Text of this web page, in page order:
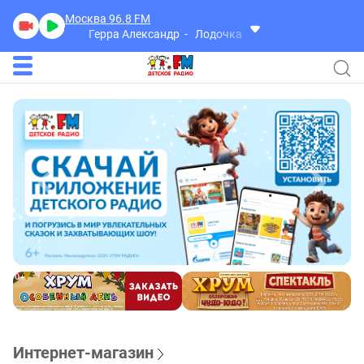
Москва 96.8 FM
Герра Александр
Лодочка перевернулась
Интернет-магазин